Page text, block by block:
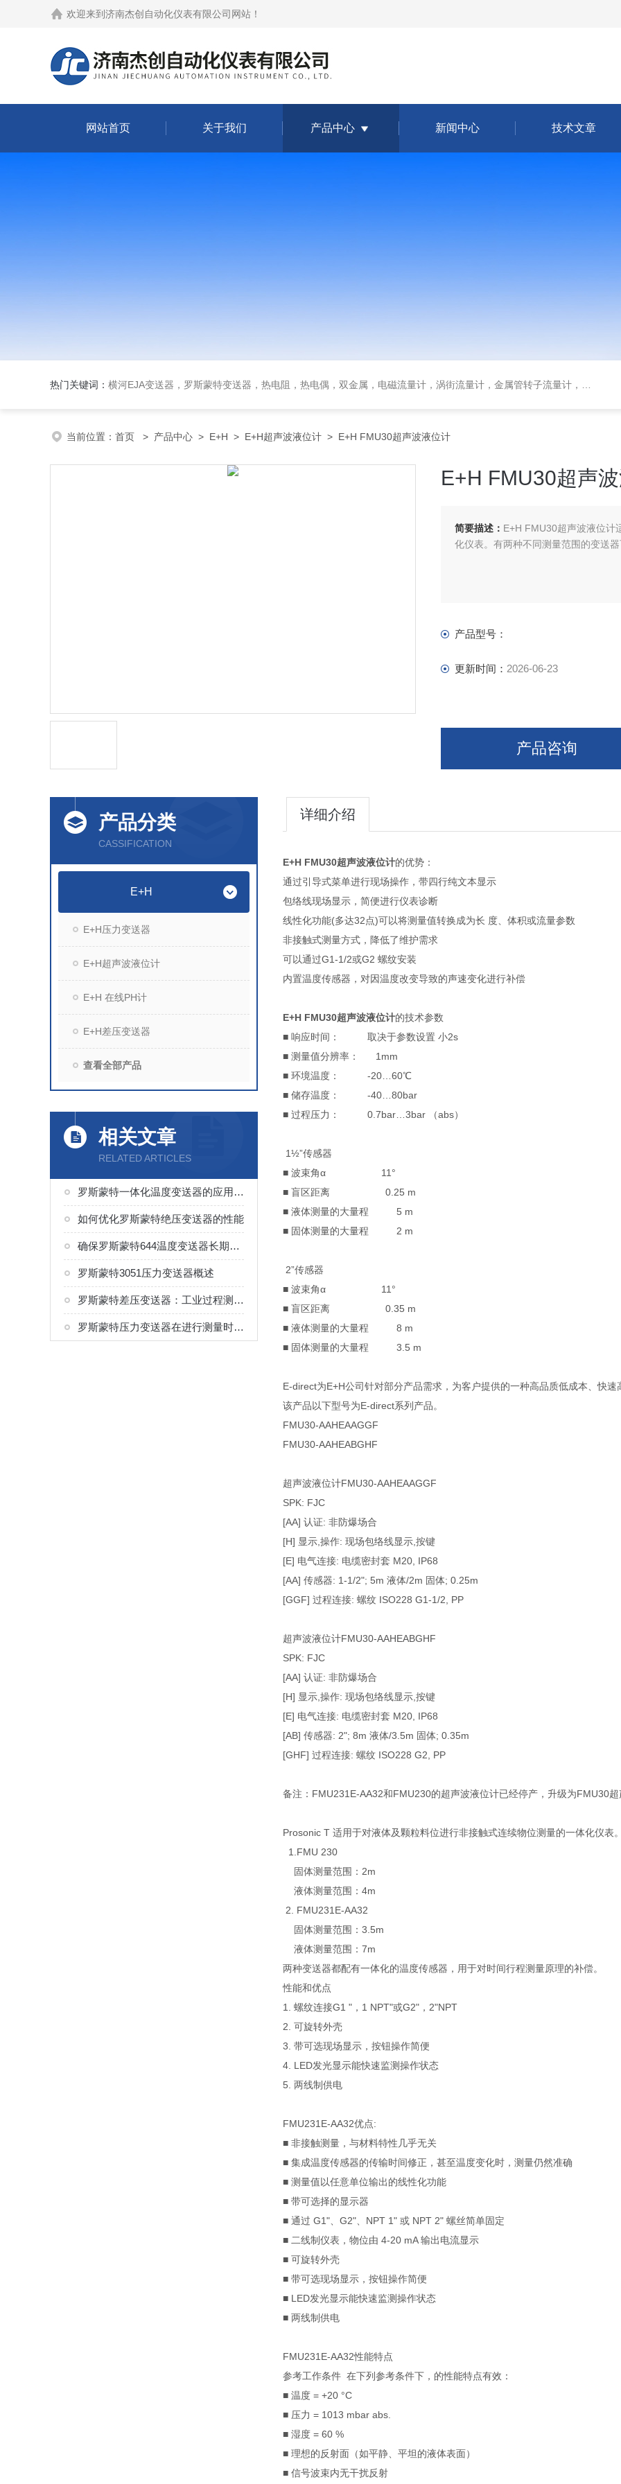
欢迎来到 济南杰创自动化仪表有限公司网站 ！
网站首页 关于我们 产品中心 新闻中心 技术文章
热门关键词： 横河EJA变送器，罗斯蒙特变送器，热电阻，热电偶，双金属，电磁流量计，涡街流量计，金属管转子流量计，磁翻板液位计，超声波液位计
当前位置： 首页 > 产品中心 > E+H > E+H超声波液位计 > E+H FMU30超声波液位计
E+H FMU30超声
简要描述： E+H FMU30超声波液位计
化仪表。有两种不同测量范围的变送
产品型号：
更新时间： 2026-06-23
产品咨询
产品分类
CASSIFICATION
E+H
E+H压力变送器
E+H超声波液位计
E+H 在线PH计
E+H差压变送器
查看全部产品
相关文章
RELATED ARTICLES
罗斯蒙特一体化温度变送器的应用领域是什么？
如何优化罗斯蒙特绝压变送器的性能
确保罗斯蒙特644温度变送器长期准确输出的关键
罗斯蒙特3051压力变送器概述
罗斯蒙特差压变送器：工业过程测控的常用传感设备
罗斯蒙特压力变送器在进行测量时有波动是怎么回事？
详细介绍
E+H FMU30超声波液位计的优势：
通过引导式菜单进行现场操作，带四行纯文本显示
包络线现场显示，简便进行仪表诊断
线性化功能(多达32点)可以将测量值转换成为长 度、体积或流量参数
非接触式测量方式，降低了维护需求
可以通过G1-1/2或G2 螺纹安装
内置温度传感器，对因温度改变导致的声速变化进行补偿
E+H FMU30超声波液位计的技术参数
■ 响应时间： 取决于参数设置 小2s
■ 测量值分辨率： 1mm
■ 环境温度： -20…60℃
■ 储存温度： -40…80bar
■ 过程压力： 0.7bar…3bar （abs）
1½”传感器
■ 波束角α 11°
■ 盲区距离 0.25 m
■ 液体测量的大量程 5 m
■ 固体测量的大量程 2 m
2”传感器
■ 波束角α 11°
■ 盲区距离 0.35 m
■ 液体测量的大量程 8 m
■ 固体测量的大量程 3.5 m
E-direct为E+H公司针对部分产品需求，为客户提供的一种高品质低成本、快速
该产品以下型号为E-direct系列产品。
FMU30-AAHEAAGGF
FMU30-AAHEABGHF
超声波液位计FMU30-AAHEAAGGF
SPK: FJC
[AA] 认证: 非防爆场合
[H] 显示,操作: 现场包络线显示,按键
[E] 电气连接: 电缆密封套 M20, IP68
[AA] 传感器: 1-1/2"; 5m 液体/2m 固体; 0.25m
[GGF] 过程连接: 螺纹 ISO228 G1-1/2, PP
超声波液位计FMU30-AAHEABGHF
SPK: FJC
[AA] 认证: 非防爆场合
[H] 显示,操作: 现场包络线显示,按键
[E] 电气连接: 电缆密封套 M20, IP68
[AB] 传感器: 2"; 8m 液体/3.5m 固体; 0.35m
[GHF] 过程连接: 螺纹 ISO228 G2, PP
备注：FMU231E-AA32和FMU230的超声波液位计已经停产，升级为FMU30
Prosonic T 适用于对液体及颗粒料位进行非接触式连续物位测量的一体化仪表
1.FMU 230
固体测量范围：2m
液体测量范围：4m
2. FMU231E-AA32
固体测量范围：3.5m
液体测量范围：7m
两种变送器都配有一体化的温度传感器，用于对时间行程测量原理的补偿。
性能和优点
1. 螺纹连接G1 "，1 NPT"或G2"，2"NPT
2. 可旋转外壳
3. 带可选现场显示，按钮操作简便
4. LED发光显示能快速监测操作状态
5. 两线制供电
FMU231E-AA32优点:
■ 非接触测量，与材料特性几乎无关
■ 集成温度传感器的传输时间修正，甚至温度变化时，测量仍然准确
■ 测量值以任意单位输出的线性化功能
■ 带可选择的显示器
■ 通过 G1"、G2"、NPT 1" 或 NPT 2" 螺丝简单固定
■ 二线制仪表，物位由 4-20 mA 输出电流显示
■ 可旋转外壳
■ 带可选现场显示，按钮操作简便
■ LED发光显示能快速监测操作状态
■ 两线制供电
FMU231E-AA32性能特点
参考工作条件 在下列参考条件下，的性能特点有效：
■ 温度 = +20 °C
■ 压力 = 1013 mbar abs.
■ 湿度 = 60 %
■ 理想的反射面（如平静、平坦的液体表面）
■ 信号波束内无干扰反射